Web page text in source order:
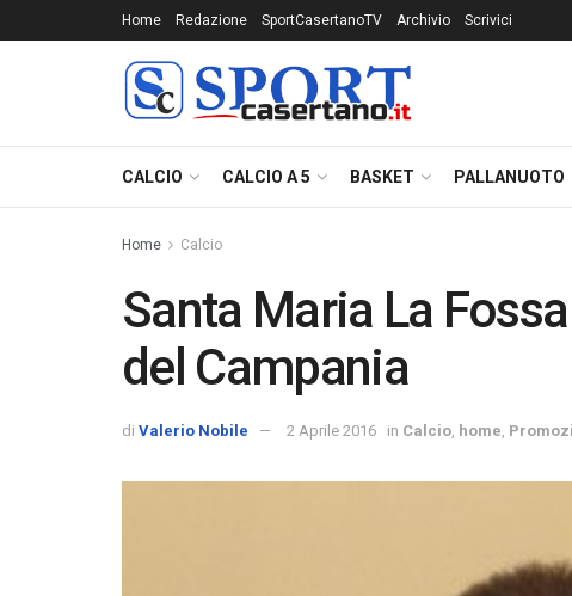
Home Redazione SportCasertanoTV Archivio Scrivici
CALCIO CALCIO A 5 BASKET PALLANUOTO
Home Calcio
Santa Maria La
del Campania
di Valerio Nobile 2 Aprile 2016 in Calcio home